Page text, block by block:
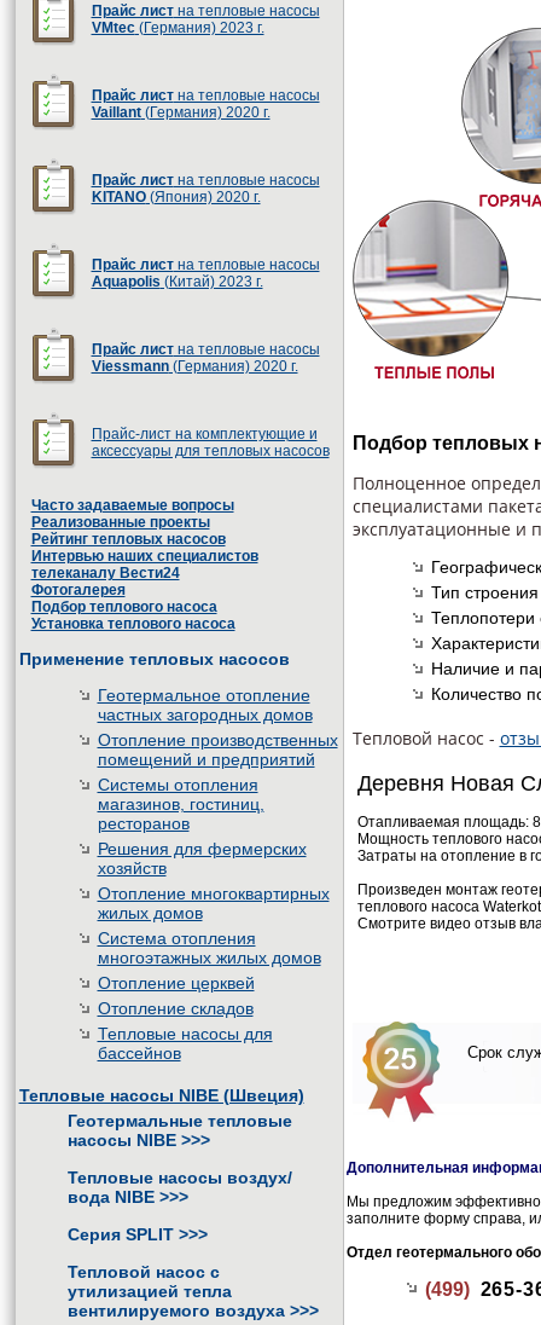
Прайс листна тепловые насосы
VMtec(Германия) 2023 г.
Прайс листна тепловые насосы
Vaillant(Германия) 2020 г.
Прайс листна тепловые насосы
KITANO(Япония) 2020 г.
Прайс листна тепловые насосы
Aquapolis (Китай) 2023 г.
Прайс листна тепловые насосы
Viessmann(Германия) 2020 г.
Прайс-лист на комплектующие и
аксессуары для тепловых насосов
Часто задаваемые вопросы
Реализованные проекты
Рейтинг тепловых насосов
Интервью наших специалистов
телеканалу Вести24
Фотогалерея
Подбор теплового насоса
Установка теплового насоса
Применение тепловых насосов
Геотермальное отопление
частных загородных домов
Отопление производственных
помещений и предприятий
Системы отопления
магазинов, гостиниц,
ресторанов
Решения для фермерских
хозяйств
Отопление многоквартирных
жилых домов
Система отопления
многоэтажных жилых домов
Отопление церквей
Отопление складов
Тепловые насосы для
бассейнов
Тепловые насосы NIBE (Швеция)
Геотермальные тепловые
насосы NIBE >>>
Тепловые насосы воздух/
вода NIBE >>>
Серия SPLIT >>>
Тепловой насос с
утилизацией тепла
вентилируемого воздуха >>>
Подбор тепловых
Полноценное
специалистами
эксплуатационные и
Тип
Теплопотери
Наличие и
Количество
Тепловой насос -
Деревня Новая
Отапливаемая площадь:
Мощность теплового
Затраты на отопление в
Произведен монтаж
теплового насоса
Смотрите видео отзыв
Срок
Дополнительная
Мы предложим
заполните форму справа,
Отдел геотермального
(499) 265-